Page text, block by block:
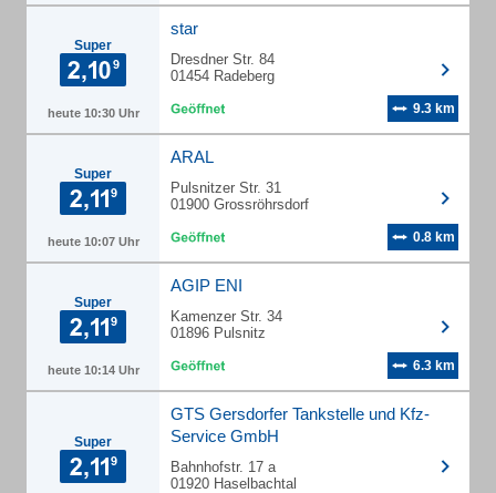
Super
heute 10:30 Uhr
star
Dresdner Str. 84
01454 Radeberg
9.3 km
Super
heute 10:07 Uhr
ARAL
Pulsnitzer Str. 31
01900 Grossröhrsdorf
0.8 km
Super
heute 10:14 Uhr
AGIP ENI
Kamenzer Str. 34
01896 Pulsnitz
6.3 km
Super
GTS Gersdorfer Tankstelle und Kfz-
Service GmbH
Bahnhofstr. 17 a
01920 Haselbachtal